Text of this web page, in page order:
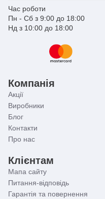
Час роботи
Пн - Сб з 9:00 до 18:00
Нд з 10:00 до 18:00
Компанія
Акції
Виробники
Блог
Контакти
Про нас
Клієнтам
Мапа сайту
Питання-відповідь
Гарантія та повернення